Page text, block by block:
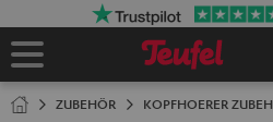
Startseite
ZUBEHÖR KOPFHOERER